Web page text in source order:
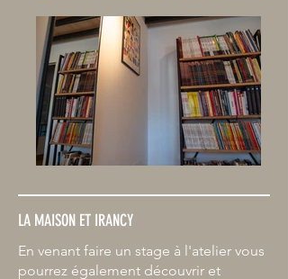
LA MAISON ET IRANCY
En venant faire un stage à l'atelier vous
pourrez également découvrir et